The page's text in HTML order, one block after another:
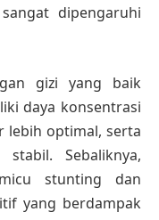
dipengaruhi
gizi yang baik
daya konsentrasi
lebih optimal, serta
Sebaliknya,
stunting dan
yang berdampak